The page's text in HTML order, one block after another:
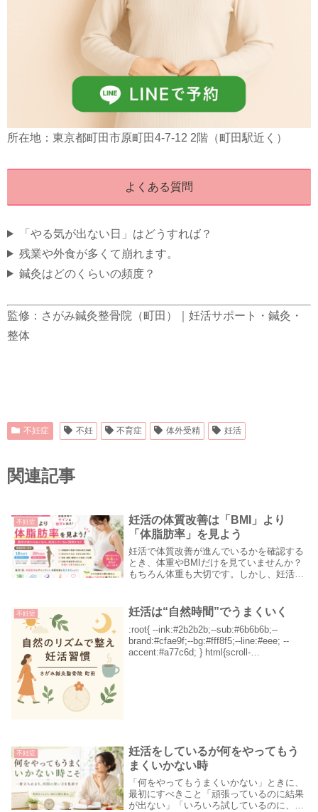
所在地：東京都町田市原町田4-7-12 2階（町田駅近く）
よくある質問
「やる気が出ない日」はどうすれば？
残業や外食が多くて崩れます。
鍼灸はどのくらいの頻度？
監修：さがみ鍼灸整骨院（町田）｜妊活サポート・鍼灸・
整体
不妊症 不妊 不育症 体外受精 妊活
関連記事
不妊症
妊活の体質改善は「BMI」より
「体脂肪率」を見よう
妊活で体質改善が進んでいるかを確認する
とき、体重やBMIだけを見ていませんか？
もちろん体重も大切です。しかし、妊活の
サインは「数字の変化」に出る体質改善
は、気合い...
不妊症 妊活は“自然時間”でうまくいく
:root{ --ink:#2b2b2b;--sub:#6b6b6b;--
brand:#cfae9f;--bg:#fff8f5;--line:#eee; --
accent:#a77c6d; } html{scroll-
不妊症
妊活をしているが何をやってもう
まくいかない時
「何をやってもうまくいかない」ときに、
最初にすべきこと「頑張っているのに結果
が出ない」「いろいろ試しているのに、何